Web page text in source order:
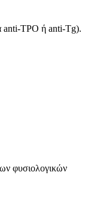
anti-TPO ή anti-Tg).
φυσιολογικών